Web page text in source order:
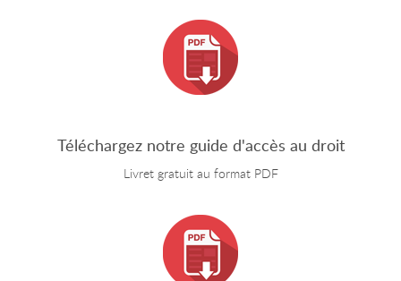
Téléchargez notre guide d'accès au droit
Livret gratuit au format PDF